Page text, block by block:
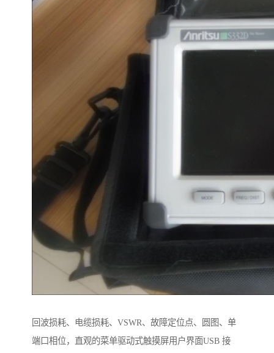
回波损耗、电缆损耗、VSWR、故障定位点、圆图、单
端口相位，直观的菜单驱动式触摸屏用户界面USB 接